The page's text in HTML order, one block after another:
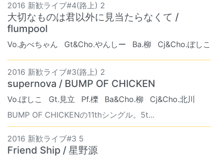
2016 新歓ライブ#4(路上) 2
大切なものは君以外に見当たらなくて /
flumpool
Vo.あべちゃん Gt&Cho.やんしー Ba.柳 Cj&Cho.ぼしこ
2016 新歓ライブ#3(路上) 2
supernova / BUMP OF CHICKEN
Vo.ぼしこ Gt.見立 Pf.櫟 Ba&Cho.柳
Cj&Cho.北川
BUMP OF CHICKENの11thシングル。5t...
2016 新歓ライブ#3 5
Friend Ship / 星野源